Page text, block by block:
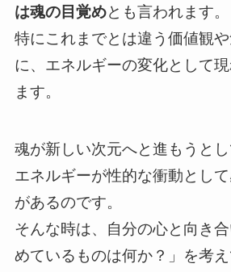
は魂の目覚めとも言われます。
特にこれまでとは違う価値観
に、エネルギーの変化として
ます。
魂が新しい次元へと進もうと
エネルギーが性的な衝動とし
があるのです。
そんな時は、自分の心と向き
めているものは何か？」を考